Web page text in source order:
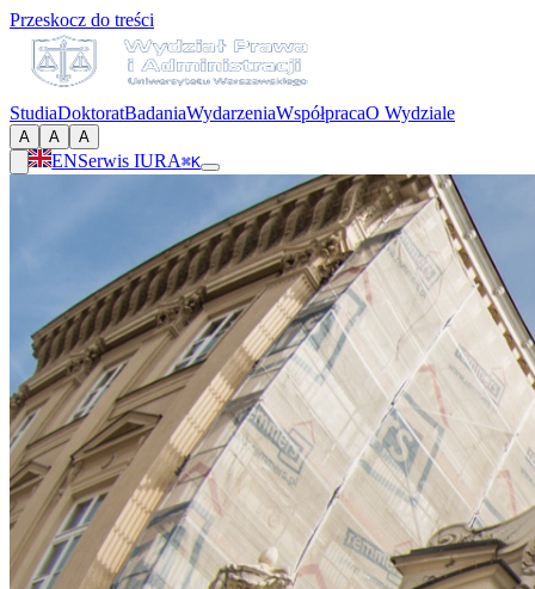
Przeskocz do treści
StudiaDoktoratBadaniaWydarzeniaWspółpracaO Wydziale
A A A
ENSerwis IURA⌘K